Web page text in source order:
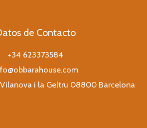
de Contacto
+34 623373584
Vilanova i la Geltru 08800 Barcelona